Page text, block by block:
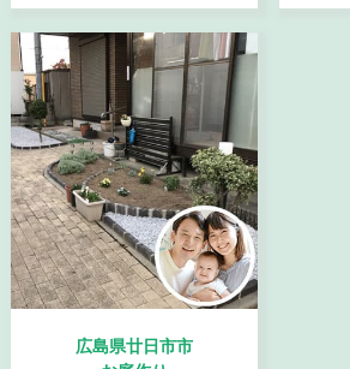
広島県廿日市市